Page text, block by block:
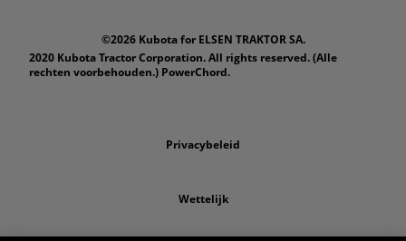
©2026 Kubota for ELSEN TRAKTOR SA.
2020 Kubota Tractor Corporation. All rights reserved. (Alle
rechten voorbehouden.) PowerChord.
Privacybeleid
Wettelijk